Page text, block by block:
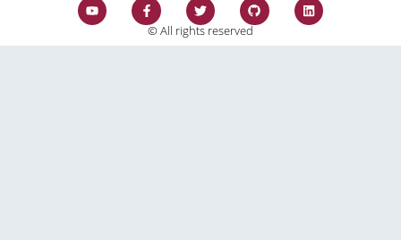
© All rights reserved